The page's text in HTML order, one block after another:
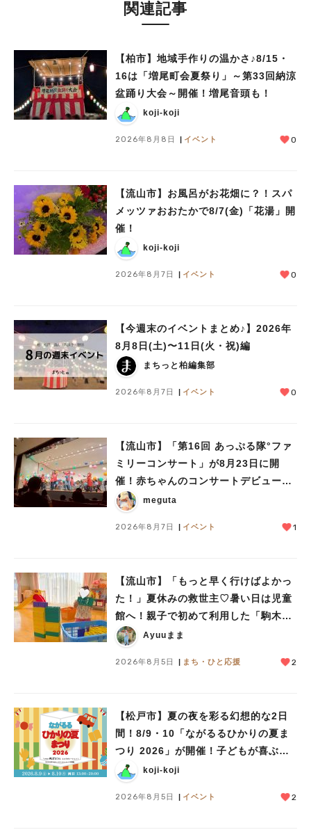
関連記事
【柏市】地域手作りの温かさ♪8/15・
16は「増尾町会夏祭り」～第33回納涼
盆踊り大会～開催！増尾音頭も！
koji-koji
2026年8月8日 イベント 0
【流山市】お風呂がお花畑に？！スパ
メッツァおおたかで8/7(金)「花湯」開
催！
koji-koji
2026年8月7日 イベント 0
【今週末のイベントまとめ♪】2026年
8月8日(土)〜11日(火・祝)編
まちっと柏編集部
2026年8月7日 イベント 0
【流山市】「第16回 あっぷる隊°ファ
ミリーコンサート」が8月23日に開
催！赤ちゃんのコンサートデビューに
も♪
meguta
2026年8月7日 イベント 1
【流山市】「もっと早く行けばよかっ
た！」夏休みの救世主♡暑い日は児童
館へ！親子で初めて利用した「駒木台
児童館」レポート
Ayuuまま
2026年8月5日 まち・ひと応援 2
【松戸市】夏の夜を彩る幻想的な2日
間！8/9・10「ながるるひかりの夏ま
つり 2026」が開催！子どもが喜ぶワ
ークショップや限定ヒーローショーも
koji-koji
2026年8月5日 イベント 2
人気のキーワード
#ラーメン#ショッピング
#イベント#公園#教えたい／教えて投稿記事
#教えたい/こんなの見つけた